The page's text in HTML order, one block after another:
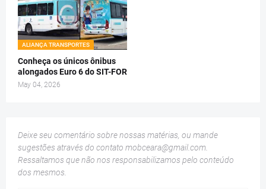
ALIANÇA TRANSPORTES
Conheça os únicos ônibus
alongados Euro 6 do SIT-FOR
May 04, 2026
Deixe seu comentário sobre nossas matérias, ou mande
sugestões através do contato mobceara@gmail.com
Ressaltamos que não nos responsabilizamos pelo conteúdo
dos mesmos.